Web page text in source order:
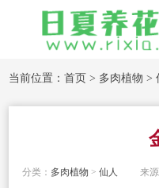
当前位置：首页 > 多肉植物 >
分类： 多肉植物 >仙人 来